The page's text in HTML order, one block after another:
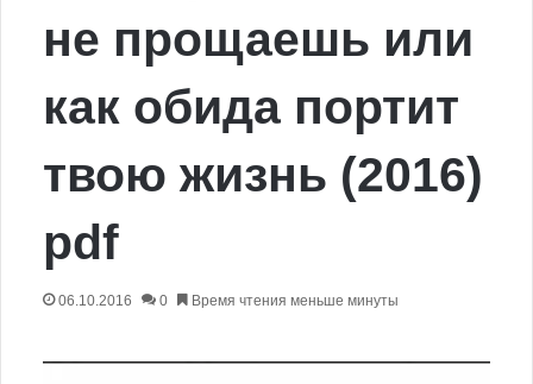
не прощаешь или
как обида портит
твою жизнь (2016)
pdf
06.10.2016 0 Время чтения меньше минуты